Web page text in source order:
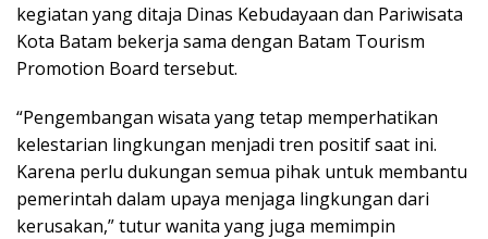
kegiatan yang ditaja Dinas Kebudayaan dan Pariwisata
Kota Batam bekerja sama dengan Batam Tourism
Promotion Board tersebut.
“Pengembangan wisata yang tetap memperhatikan
kelestarian lingkungan menjadi tren positif saat ini.
Karena perlu dukungan semua pihak untuk membantu
pemerintah dalam upaya menjaga lingkungan dari
kerusakan,” tutur wanita yang juga memimpin